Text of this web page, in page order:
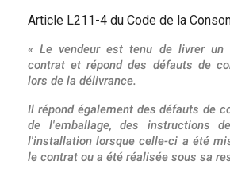
Article L211-4 du Code de la
« Le vendeur est tenu de livrer un
contrat et répond des défauts de
lors de la délivrance.
Il répond également des défauts de
de l'emballage, des instructions
l'installation lorsque celle-ci a été
le contrat ou a été réalisée sous sa